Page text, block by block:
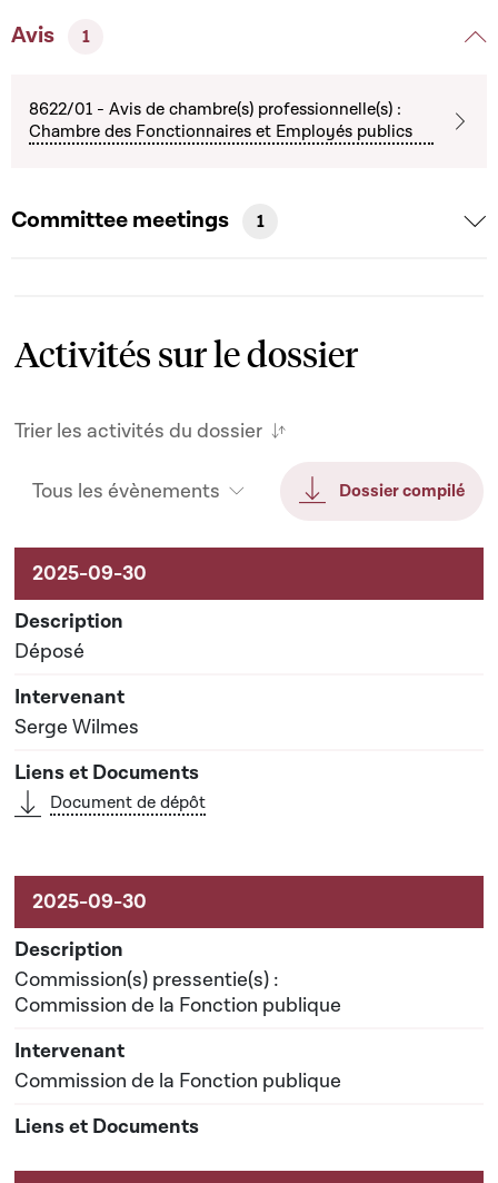
Avis 1
8622/01 - Avis de chambre(s) professionnelle(s) :
Chambre des Fonctionnaires et Employés publics
Committee meetings 1
Activités sur le dossier
Trier les activités du dossier
Tous les évènements Dossier compilé
Activités sur le dossier
Déposé
Serge Wilmes
Document de dépôt
Commission(s) pressentie(s) :
Commission de la Fonction publique
Commission de la Fonction publique